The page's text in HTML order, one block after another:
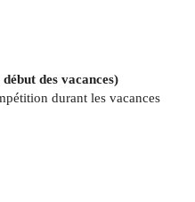
des vacances)
durant les vacances